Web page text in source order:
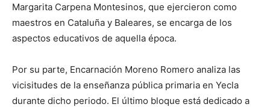
Margarita Carpena Montesinos, que ejercieron como
maestros en Cataluña y Baleares, se encarga de los
aspectos educativos de aquella época.
Por su parte, Encarnación Moreno Romero analiza las
vicisitudes de la enseñanza pública primaria en Yecla
durante dicho periodo. El último bloque está dedicado a